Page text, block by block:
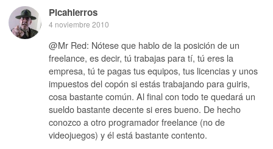
Picahierros
4 noviembre 2010
@Mr Red: Nótese que hablo de la posición de un
freelance, es decir, tú trabajas para tí, tú eres la
empresa, tú te pagas tus equipos, tus licencias y unos
impuestos del copón si estás trabajando para guiris,
cosa bastante común. Al final con todo te quedará un
sueldo bastante decente si eres bueno. De hecho
conozco a otro programador freelance (no de
videojuegos) y él está bastante contento.